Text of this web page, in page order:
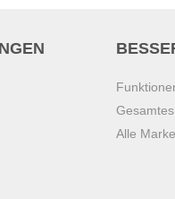
Alle